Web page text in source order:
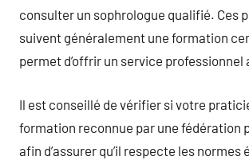
consulter un sophrologue qualifié. Ces
suivent généralement une formation
permet d’offrir un service professionnel
Il est conseillé de vérifier si votre
formation reconnue par une fédération
afin d’assurer qu’il respecte les normes